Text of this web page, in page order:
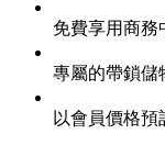
免費享用商務
專屬的帶鎖儲
以會員價格